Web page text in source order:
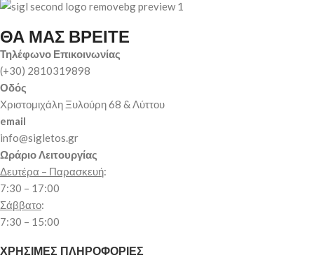
ΘΑ ΜΑΣ ΒΡΕΙΤΕ
Τηλέφωνο Επικοινωνίας
(+30) 2810319898
Οδός
Χριστομιχάλη Ξυλούρη 68 & Λύττου
email
info@sigletos.gr
Ωράριο Λειτουργίας
Δευτέρα – Παρασκευή:
7:30 – 17:00
Σάββατο:
7:30 – 15:00
ΧΡΗΣΙΜΕΣ ΠΛΗΡΟΦΟΡΙΕΣ